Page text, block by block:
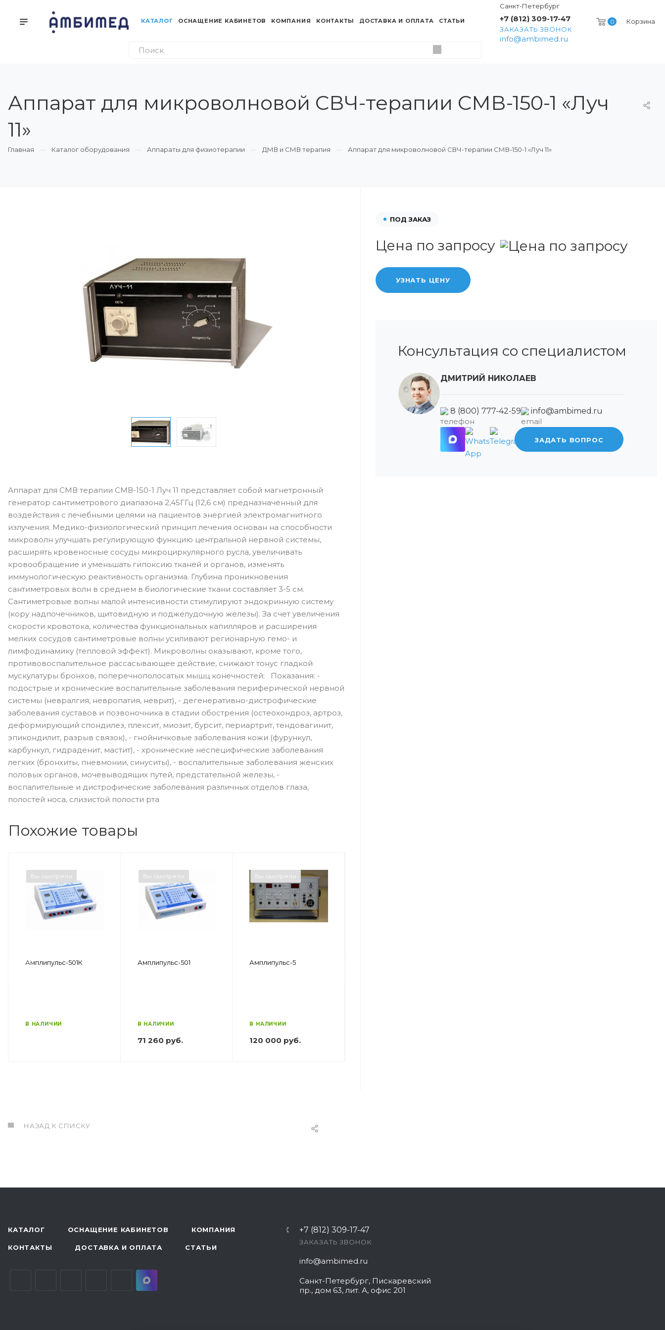
0 Корзина
Санкт-Петербург
+7 (812) 309-17-47
ЗАКАЗАТЬ ЗВОНОК
info@ambimed.ru
КАТАЛОГ ОСНАЩЕНИЕ КАБИНЕТОВ КОМПАНИЯ КОНТАКТЫ ДОСТАВКА И ОПЛАТА СТАТЬИ
Аппарат для микроволновой СВЧ-терапии СМВ-150-1 «Луч
11»
Главная Каталог оборудования Аппараты для физиотерапии ДМВ и СМВ терапия Аппарат для микроволновой СВЧ-терапии СМВ-150-1 «Луч 11»
ПОД ЗАКАЗ
Цена по запросу
УЗНАТЬ ЦЕНУ
Консультация со специалистом
ДМИТРИЙ НИКОЛАЕВ
8 (800) 777-42-59 info@ambimed.ru
ЗАДАТЬ ВОПРОС
Аппарат для СМВ терапии СМВ-150-1 Луч 11 представляет собой магнетронный
генератор сантиметрового диапазона 2,45ГГц (12,6 см) предназначенный для
воздействия с лечебными целями на пациентов энергией электромагнитного
излучения. Медико-физиологический принцип лечения основан на способности
микроволн улучшать регулирующую функцию центральной нервной системы,
расширять кровеносные сосуды микроциркулярного русла, увеличивать
кровообращение и уменьшать гипоксию тканей и органов, изменять
иммунологическую реактивность организма. Глубина проникновения
сантиметровых волн в среднем в биологические ткани составляет 3-5 см.
Сантиметровые волны малой интенсивности стимулируют эндокринную систему
(кору надпочечников, щитовидную и поджелудочную железы). За счет увеличения
скорости кровотока, количества функциональных капилляров и расширения
мелких сосудов сантиметровые волны усиливают регионарную гемо- и
лимфодинамику (тепловой эффект). Микроволны оказывают, кроме того,
противовоспалительное рассасывающее действие, снижают тонус гладкой
мускулатуры бронхов, поперечнополосатых мышц конечностей; Показания: -
подострые и хронические воспалительные заболевания периферической нервной
системы (невралгия, невропатия, неврит), - дегенеративно-дистрофические
заболевания суставов и позвоночника в стадии обострения (остеохондроз, артроз,
деформирующий спондилез, плексит, миозит, бурсит, периартрит, тендовагинит,
эпикондилит, разрыв связок), - гнойничковые заболевания кожи (фурункул,
карбункул, гидраденит, мастит), - хронические неспецифические заболевания
легких (бронхиты, пневмонии, синуситы), - воспалительные заболевания женских
половых органов, мочевыводящих путей, предстательной железы, -
воспалительные и дистрофические заболевания различных отделов глаза,
полостей носа, слизистой полости рта
Похожие товары
Вы смотрели
Амплипульс-501К
В НАЛИЧИИ
Вы смотрели
Амплипульс-501
В НАЛИЧИИ
71 260 руб.
Вы смотрели
Амплипульс-5
В НАЛИЧИИ
120 000 руб.
НАЗАД К СПИСКУ
КАТАЛОГ ОСНАЩЕНИЕ КАБИНЕТОВ КОМПАНИЯ
КОНТАКТЫ ДОСТАВКА И ОПЛАТА СТАТЬИ
+7 (812) 309-17-47
ЗАКАЗАТЬ ЗВОНОК
info@ambimed.ru
Санкт-Петербург, Пискаревский
пр., дом 63, лит. А, офис 201